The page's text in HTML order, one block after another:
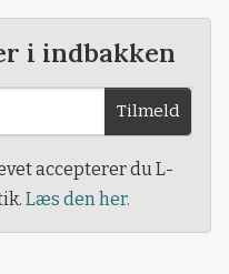
i indbakken
Tilmeld
accepterer du L-
Læs den her.